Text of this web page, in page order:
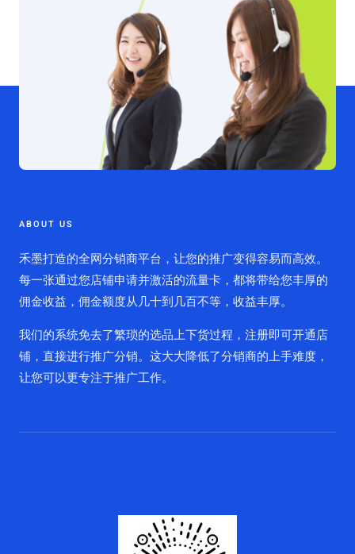
ABOUT US
禾墨打造的全网分销商平台，让您的推广变得容易而高效。
每一张通过您店铺申请并激活的流量卡，都将带给您丰厚的
佣金收益，佣金额度从几十到几百不等，收益丰厚。
我们的系统免去了繁琐的选品上下货过程，注册即可开通店
铺，直接进行推广分销。这大大降低了分销商的上手难度，
让您可以更专注于推广工作。